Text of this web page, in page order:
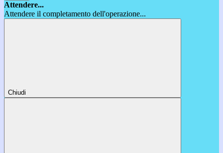
Attendere...
Attendere il completamento dell'operazione...
Chiudi